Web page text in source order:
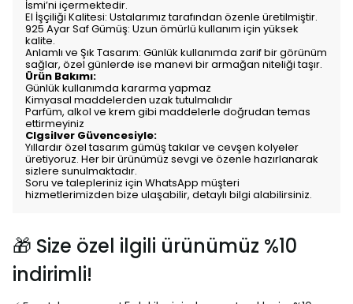
İsmi’ni içermektedir.
El İşçiliği Kalitesi: Ustalarımız tarafından özenle üretilmiştir.
925 Ayar Saf Gümüş: Uzun ömürlü kullanım için yüksek
kalite.
Anlamlı ve Şık Tasarım: Günlük kullanımda zarif bir görünüm
sağlar, özel günlerde ise manevi bir armağan niteliği taşır.
Ürün Bakımı:
Günlük kullanımda kararma yapmaz
Kimyasal maddelerden uzak tutulmalıdır
Parfüm, alkol ve krem gibi maddelerle doğrudan temas
ettirmeyiniz
Clgsilver Güvencesiyle:
Yıllardır özel tasarım gümüş takılar ve cevşen kolyeler
üretiyoruz. Her bir ürünümüz sevgi ve özenle hazırlanarak
sizlere sunulmaktadır.
Soru ve talepleriniz için WhatsApp müşteri
hizmetlerimizden bize ulaşabilir, detaylı bilgi alabilirsiniz.
🎁 Size özel ilgili ürünümüz %10
indirimli!